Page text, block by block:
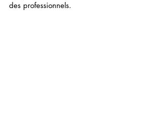
des professionnels.